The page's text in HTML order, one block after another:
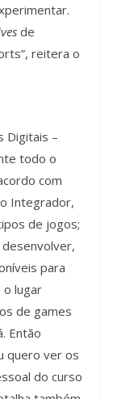
de
reitera o
Digitais –
todo o
com
Integrador,
de jogos;
para
o lugar
de games
Então
quero ver os
do curso